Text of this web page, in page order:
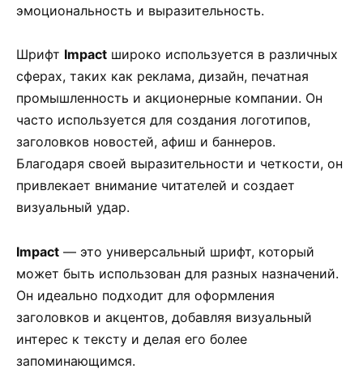
эмоциональность и выразительность.
Шрифт Impact широко используется в различных
сферах, таких как реклама, дизайн, печатная
промышленность и акционерные компании. Он
часто используется для создания логотипов,
заголовков новостей, афиш и баннеров.
Благодаря своей выразительности и четкости, он
привлекает внимание читателей и создает
визуальный удар.
Impact — это универсальный шрифт, который
может быть использован для разных назначений.
Он идеально подходит для оформления
заголовков и акцентов, добавляя визуальный
интерес к тексту и делая его более
запоминающимся.